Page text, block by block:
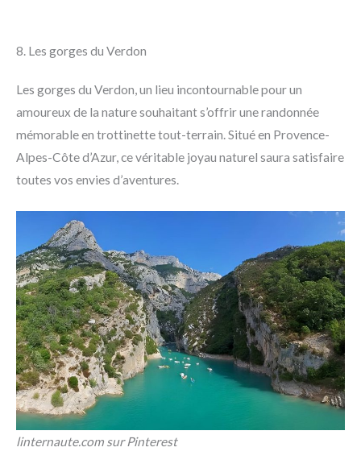
8. Les gorges du Verdon
Les gorges du Verdon, un lieu incontournable pour un
amoureux de la nature souhaitant s’offrir une randonnée
mémorable en trottinette tout-terrain. Situé en Provence-
Alpes-Côte d’Azur, ce véritable joyau naturel saura satisfaire
toutes vos envies d’aventures.
linternaute.com sur Pinterest